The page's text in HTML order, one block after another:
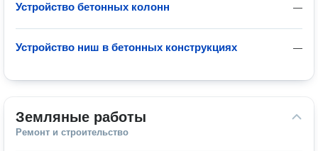
—
Устройство бетонных колонн
—
Устройство ниш в бетонных конструкциях
Земляные работы
Ремонт и строительство